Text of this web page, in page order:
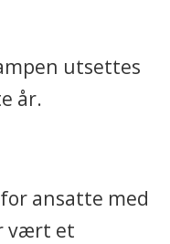
utsettes
år.
ansatte med
vært et